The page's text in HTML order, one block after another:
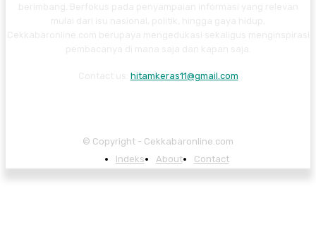
hitamkeras11@gmail.com
© Copyright - Cekkabaronline.com
Indeks
About Contact